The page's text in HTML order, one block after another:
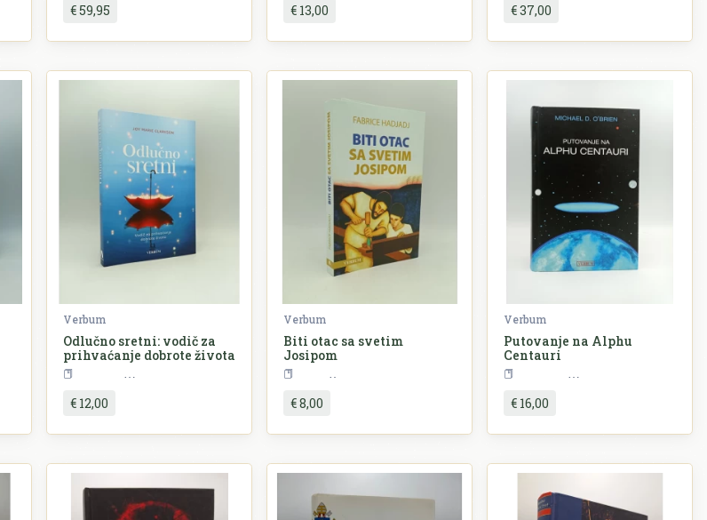
€ 59,95 € 13,00 € 37,00
Verbum
Odlučno sretni: vodič za
prihvaćanje dobrote života
€ 12,00
Verbum
Biti otac sa svetim
Josipom
€ 8,00
Verbum
Putovanje na Alphu
Centauri
€ 16,00